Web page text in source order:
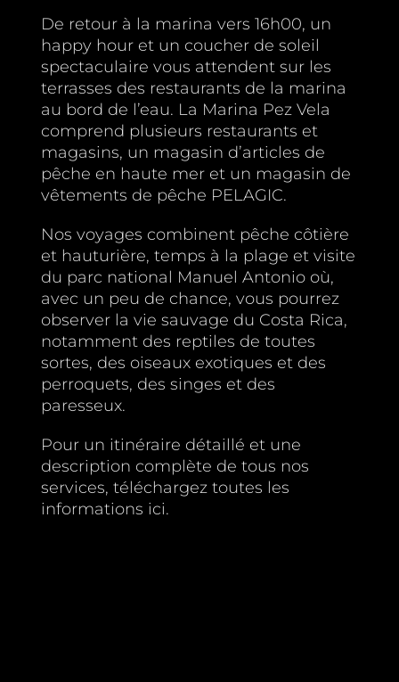
De retour à la marina vers 16h00, un
happy hour et un coucher de soleil
spectaculaire vous attendent sur les
terrasses des restaurants de la marina
au bord de l’eau. La Marina Pez Vela
comprend plusieurs restaurants et
magasins, un magasin d’articles de
pêche en haute mer et un magasin de
vêtements de pêche PELAGIC.
Nos voyages combinent pêche côtière
et hauturière, temps à la plage et visite
du parc national Manuel Antonio où,
avec un peu de chance, vous pourrez
observer la vie sauvage du Costa Rica,
notamment des reptiles de toutes
sortes, des oiseaux exotiques et des
perroquets, des singes et des
paresseux.
Pour un itinéraire détaillé et une
description complète de tous nos
services, téléchargez toutes les
informations ici.